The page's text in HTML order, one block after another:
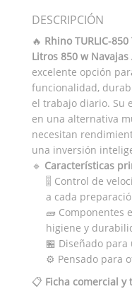
DESCRIPCIÓN
🔥 Rhino TURLIC-
Litros 850 w
excelente opción
funcionalidad,
el trabajo diario. Su
en una alternativa
necesitan
una inversión
🔹 Características
🎚️ Control de
a cada
🧱 Componentes
higiene y
🏪 Diseñado
⚙️ Pensado para
📋 Ficha comercial y